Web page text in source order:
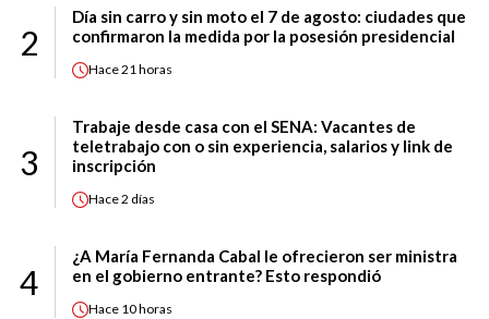
2
Día sin carro y sin moto el 7 de agosto: ciudades que
confirmaron la medida por la posesión presidencial
Hace21 horas
3
Trabaje desde casa con el SENA: Vacantes de
teletrabajo con o sin experiencia, salarios y link de
inscripción
Hace2 días
4
¿A María Fernanda Cabal le ofrecieron ser ministra
en el gobierno entrante? Esto respondió
Hace 10 horas